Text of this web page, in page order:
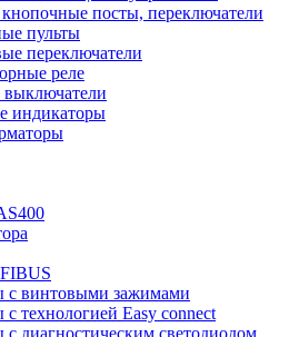
посты, переключатели
пульты
переключатели
реле
индикаторы
с винтовыми зажимами
технологией Easy connect
диагностическим светодиодом